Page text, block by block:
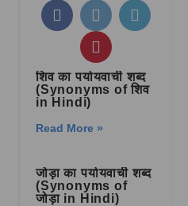
शिव का पर्यायवाची शब्द
(Synonyms of शिव
in Hindi)
Read More »
जोड़ा का पर्यायवाची शब्द
(Synonyms of
जोड़ा in Hindi)